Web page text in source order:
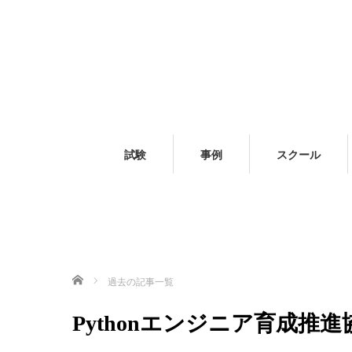
試験 事例 スクール
ホーム 過去の記事一覧
Pythonエンジニア育成推進